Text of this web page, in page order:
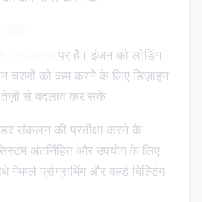
पर है। इंजन को लोडिंग
को कम करने के लिए डिज़ाइन
तेज़ी से बदलाव कर सकें।
संकलन की प्रतीक्षा करने के
अंतर्निहित और उपयोग के लिए
प्रोग्रामिंग और वर्ल्ड बिल्डिंग